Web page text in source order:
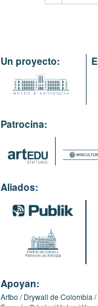
Un proyecto:
Patrocina:
Aliados:
Apoyan:
Artbo
Drywall de Colombia